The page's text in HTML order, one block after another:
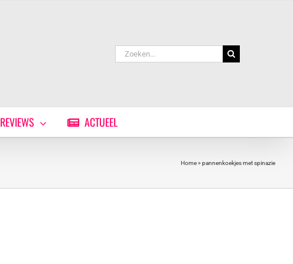
Zoeken
naar:
REVIEWS ACTUEEL
Home» pannenkoekjes met spinazie